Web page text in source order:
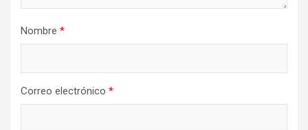
Nombre *
Correo electrónico *